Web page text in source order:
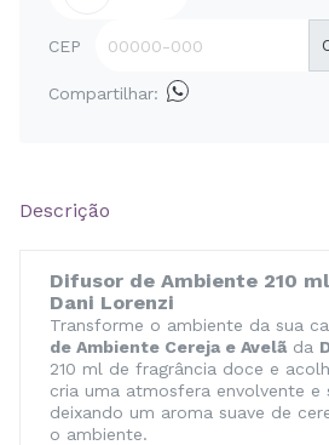
CEP
Compartilhar:
Descrição
Difusor de Ambiente 210
Dani Lorenzi
Transforme o ambiente da sua
de Ambiente Cereja e Avelã da
210 ml de fragrância doce e
cria uma atmosfera envolvente e
deixando um aroma suave de
o ambiente.